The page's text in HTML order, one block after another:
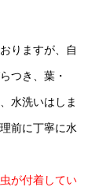
りますが、自
つき、葉・
水洗いはしま
前に丁寧に水
が付着してい